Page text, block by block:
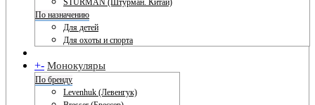
STURMAN (Штурман. Китай)
По назначению
Для детей
Для охоты и спорта
+- Монокуляры
По бренду
Levenhuk (Левенгук)